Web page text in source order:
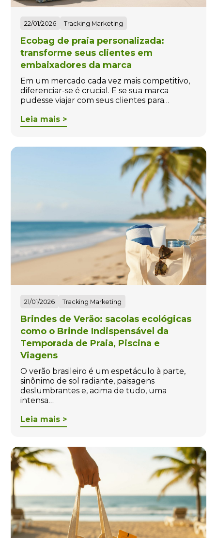
22/01/2026 Tracking Marketing
Ecobag de praia personalizada:
transforme seus clientes em
embaixadores da marca
Em um mercado cada vez mais competitivo,
diferenciar-se é crucial. E se sua marca
pudesse viajar com seus clientes para…
Leia mais >
21/01/2026 Tracking Marketing
Brindes de Verão: sacolas ecológicas
como o Brinde Indispensável da
Temporada de Praia, Piscina e
Viagens
O verão brasileiro é um espetáculo à parte,
sinônimo de sol radiante, paisagens
deslumbrantes e, acima de tudo, uma
intensa…
Leia mais >